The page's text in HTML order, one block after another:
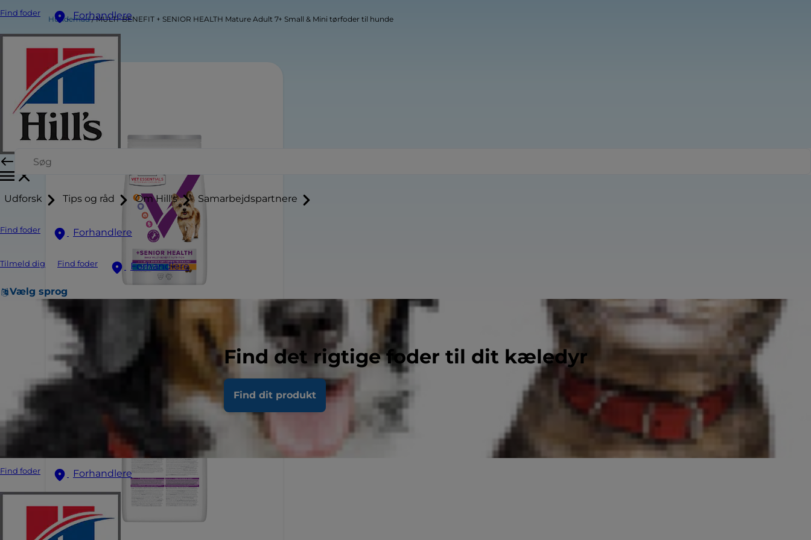
Find foder Forhandlere
Udforsk Tips og råd Om Hill's Samarbejdspartnere
Find foder Forhandlere
Tilmeld dig Find foder Forhandlere
Vælg sprog
Find det rigtige foder til dit kæledyr
Find dit produkt
Find foder Forhandlere
Hundemad MULTI-BENEFIT + SENIOR HEALTH Mature Adult 7+ Small & Mini tørfoder til hunde